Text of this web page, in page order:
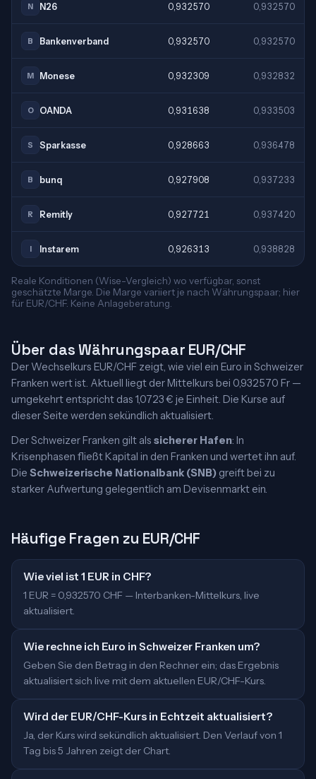
N N26 0,932570 0,932570
B Bankenverband 0,932570 0,932570
M Monese 0,932309 0,932832
O OANDA 0,931638 0,933503
S Sparkasse 0,928663 0,936478
B bunq 0,927908 0,937233
R Remitly 0,927721 0,937420
I Instarem 0,926313 0,938828
Reale Konditionen (Wise-Vergleich) wo verfügbar, sonst
geschätzte Marge. Die Marge variiert je nach Währungspaar; hier
für EUR/CHF. Keine Anlageberatung.
Über das Währungspaar EUR/CHF
Der Wechselkurs EUR/CHF zeigt, wie viel ein Euro in Schweizer
Franken wert ist. Aktuell liegt der Mittelkurs bei 0,932570 Fr —
umgekehrt entspricht das 1,0723 € je Einheit. Die Kurse auf
dieser Seite werden sekündlich aktualisiert.
Der Schweizer Franken gilt als sicherer Hafen: In
Krisenphasen fließt Kapital in den Franken und wertet ihn auf.
Die Schweizerische Nationalbank (SNB) greift bei zu
starker Aufwertung gelegentlich am Devisenmarkt ein.
Häufige Fragen zu EUR/CHF
Wie viel ist 1 EUR in CHF?
1 EUR = 0,932570 CHF — Interbanken-Mittelkurs, live
aktualisiert.
Wie rechne ich Euro in Schweizer Franken um?
Geben Sie den Betrag in den Rechner ein; das Ergebnis
aktualisiert sich live mit dem aktuellen EUR/CHF-Kurs.
Wird der EUR/CHF-Kurs in Echtzeit aktualisiert?
Ja, der Kurs wird sekündlich aktualisiert. Den Verlauf von 1
Tag bis 5 Jahren zeigt der Chart.